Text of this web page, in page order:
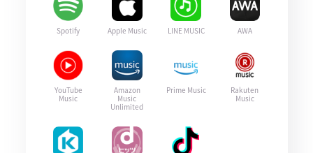
Spotify Apple Music LINE MUSIC AWA
YouTube
Music
Amazon
Music
Unlimited
Prime Music
Rakuten
Music